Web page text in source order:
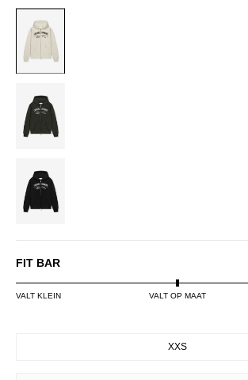
WHITE
DARK
GREEN
BLACK
FIT BAR
VALT KLEIN VALT OP MAAT
XXS